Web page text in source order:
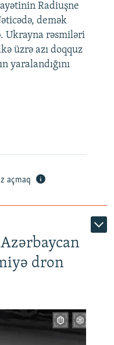
Radiuşne
demək
Ukrayna rəsmiləri
üzrə azı doqquz
yaralandığını
açmaq
Azərbaycan
dron